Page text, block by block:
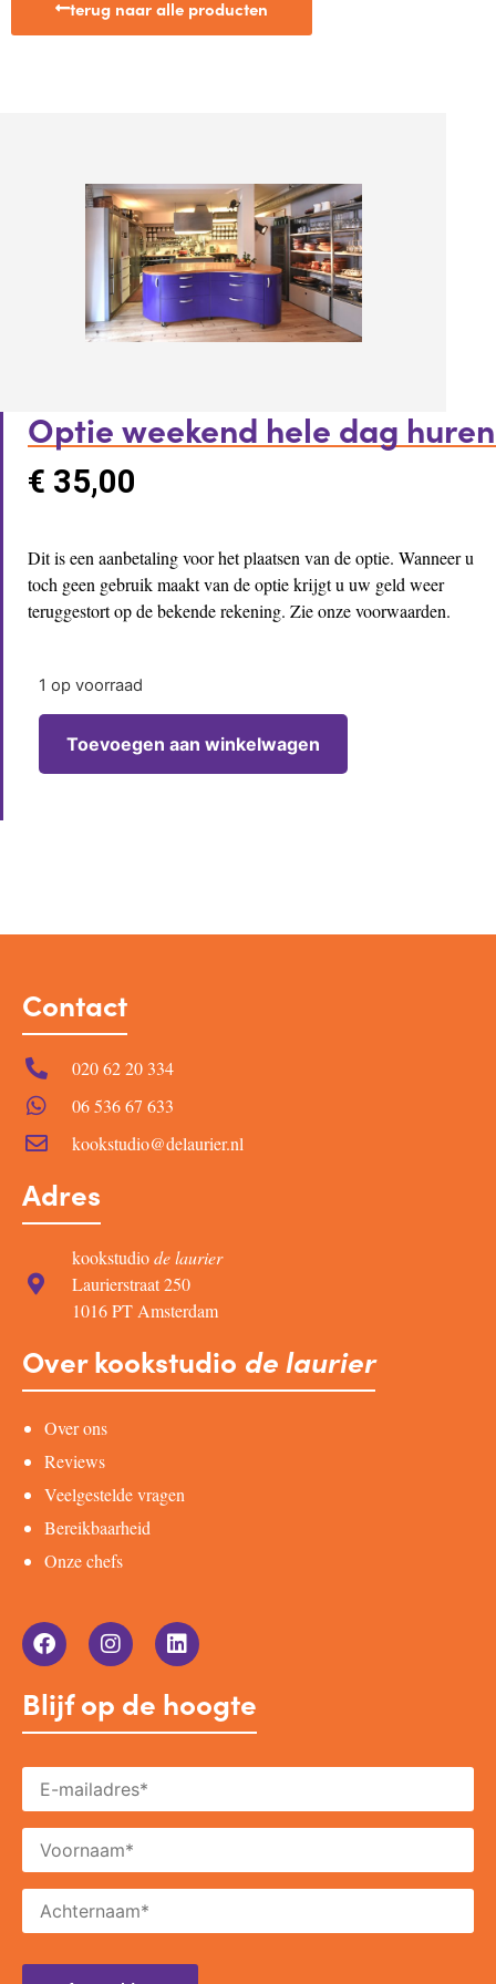
terug naar alle producten
Optie weekend hele dag huren
€ 35,00
Dit is een aanbetaling voor het plaatsen van de optie. Wanneer u
toch geen gebruik maakt van de optie krijgt u uw geld weer
teruggestort op de bekende rekening. Zie onze voorwaarden.
1 op voorraad
Toevoegen aan winkelwagen
Contact
020 62 20 334
06 536 67 633
kookstudio@delaurier.nl
Adres
kookstudiode laurier
Laurierstraat 250
1016 PT Amsterdam
Over kookstudio de laurier
Over ons
Reviews
Veelgestelde vragen
Bereikbaarheid
Onze chefs
Blijf op de hoogte